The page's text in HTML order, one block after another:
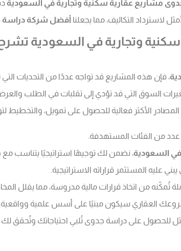
مشاريع عقارية سكنية وتجارية في السعودية
لاسترداد التكاليف، مما يجعلنا أفضل شركة دراسة
وتجارية في السعودية
، فإن هذه المشاريع قد تواجه عددًا من التحديات
السوق التي قد تؤدي إلى تقلبات في الطلب
الأكثر فعالية للحصول على تمويل، والتخطيط
عدد من الفئات المستهدفة.
السعودية، نضمن لك توجيهًا استراتيجيًا يتناسب
عليه المستثمر قراراته الاستراتيجية.
تُمكّنه من اتخاذ قرارات مالية مدروسة، مما يقلل
العقاري سيكون مبنيًا على أسس علمية وواقعية.
للحصول على دراسة جدوى تُلبي احتياجاتك وتُحقق لك